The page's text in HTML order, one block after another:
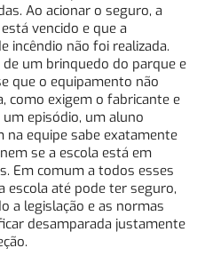
Ao acionar o seguro, a
vencido e que a
incêndio não foi realizada.
um brinquedo do parque e
que o equipamento não
como exigem o fabricante e
um episódio, um aluno
na equipe sabe exatamente
se a escola está em
Em comum a todos esses
escola até pode ter seguro,
a legislação e as normas
desamparada justamente